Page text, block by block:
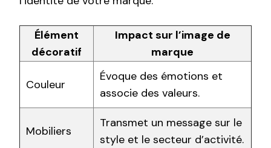
Élément
décoratif
Impact sur l’image de
marque
Couleur
Évoque des émotions et
associe des valeurs.
Mobiliers
Transmet un message sur le
style et le secteur d’activité.